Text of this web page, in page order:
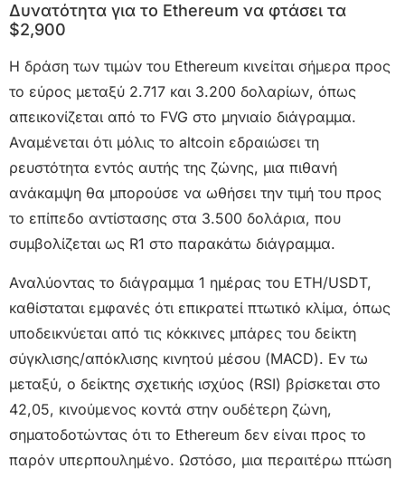
Δυνατότητα για το Ethereum να φτάσει τα
$2,900
Η δράση των τιμών του Ethereum κινείται σήμερα προς
το εύρος μεταξύ 2.717 και 3.200 δολαρίων, όπως
απεικονίζεται από το FVG στο μηνιαίο διάγραμμα.
Αναμένεται ότι μόλις το altcoin εδραιώσει τη
ρευστότητα εντός αυτής της ζώνης, μια πιθανή
ανάκαμψη θα μπορούσε να ωθήσει την τιμή του προς
το επίπεδο αντίστασης στα 3.500 δολάρια, που
συμβολίζεται ως R1 στο παρακάτω διάγραμμα.
Αναλύοντας το διάγραμμα 1 ημέρας του ETH/USDT,
καθίσταται εμφανές ότι επικρατεί πτωτικό κλίμα, όπως
υποδεικνύεται από τις κόκκινες μπάρες του δείκτη
σύγκλισης/απόκλισης κινητού μέσου (MACD). Εν τω
μεταξύ, ο δείκτης σχετικής ισχύος (RSI) βρίσκεται στο
42,05, κινούμενος κοντά στην ουδέτερη ζώνη,
σηματοδοτώντας ότι το Ethereum δεν είναι προς το
παρόν υπερπουλημένο. Ωστόσο, μια περαιτέρω πτώση